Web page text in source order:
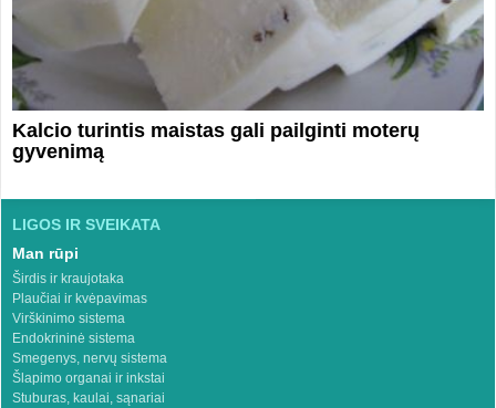
Kalcio turintis maistas gali pailginti moterų
gyvenimą
LIGOS IR SVEIKATA
Man rūpi
Širdis ir kraujotaka
Plaučiai ir kvėpavimas
Virškinimo sistema
Endokrininė sistema
Smegenys, nervų sistema
Šlapimo organai ir inkstai
Stuburas, kaulai, sąnariai